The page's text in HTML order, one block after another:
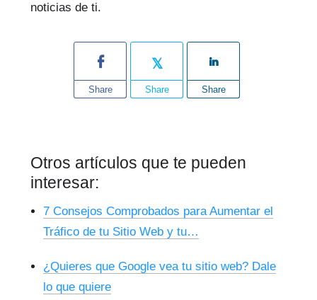
noticias de ti.
Share Share Share
Otros artículos que te pueden
interesar:
7 Consejos Comprobados para Aumentar el
Tráfico de tu Sitio Web y tu…
¿Quieres que Google vea tu sitio web? Dale
lo que quiere